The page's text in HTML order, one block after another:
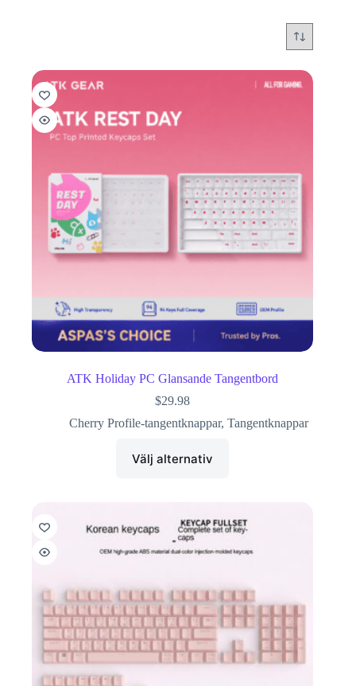
ATK Holiday PC Glansande Tangentbord
$29.98
Cherry Profile-tangentknappar, Tangentknappar
Välj alternativ